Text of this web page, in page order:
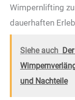
Wimpernlifting
dauerhaften
Siehe auch
und Nachteile